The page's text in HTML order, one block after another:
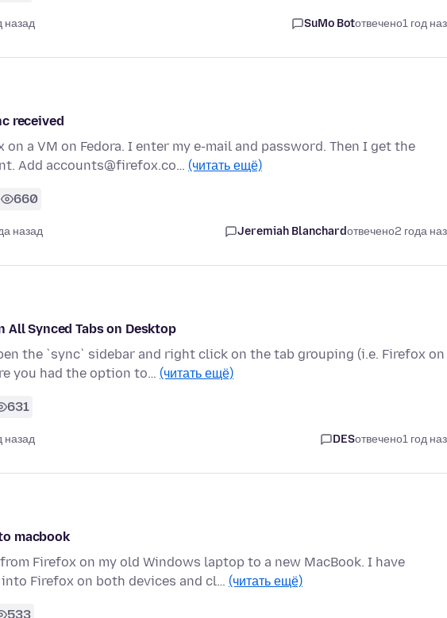
назад SuMo Botотвечено1 год
received
a VM on Fedora. I enter my e-mail and password. Then I get the
Add accounts@firefox.co… (читать ещё)
660
назад Jeremiah Blanchardотвечено2 года
Synced Tabs on Desktop
the `sync` sidebar and right click on the tab grouping (i.e. Firefox on
you had the option to… (читать ещё)
631
назад DESотвечено1 год
macbook
Firefox on my old Windows laptop to a new MacBook. I have
Firefox on both devices and cl… (читать ещё)
533